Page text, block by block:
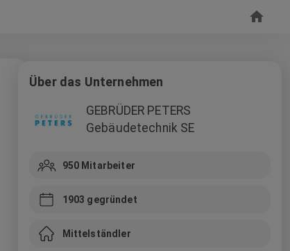
Über das Unternehmen
GEBRÜDER PETERS
Gebäudetechnik SE
950 Mitarbeiter
1903 gegründet
Mittelständler